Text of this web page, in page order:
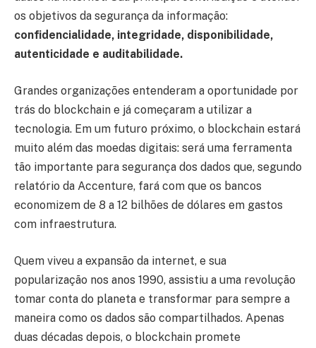
os objetivos da segurança da informação:
confidencialidade, integridade, disponibilidade,
autenticidade e auditabilidade.
Grandes organizações entenderam a oportunidade por
trás do blockchain e já começaram a utilizar a
tecnologia. Em um futuro próximo, o blockchain estará
muito além das moedas digitais: será uma ferramenta
tão importante para segurança dos dados que, segundo
relatório da Accenture, fará com que os bancos
economizem de 8 a 12 bilhões de dólares em gastos
com infraestrutura.
Quem viveu a expansão da internet, e sua
popularização nos anos 1990, assistiu a uma revolução
tomar conta do planeta e transformar para sempre a
maneira como os dados são compartilhados. Apenas
duas décadas depois, o blockchain promete